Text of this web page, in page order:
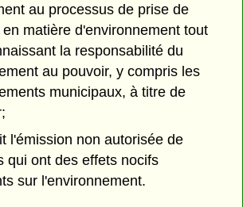
au processus de prise de
matière d'environnement tout
la responsabilité du
au pouvoir, y compris les
municipaux, à titre de
l'émission non autorisée de
qui ont des effets nocifs
sur l'environnement.